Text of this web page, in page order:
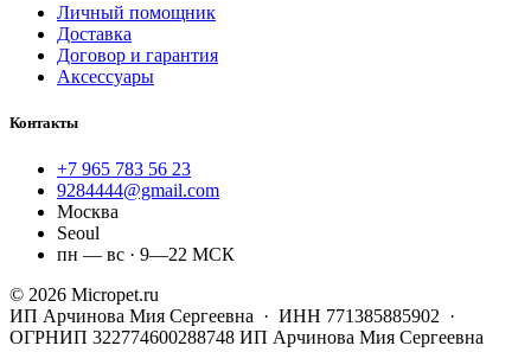
Личный помощник
Доставка
Договор и гарантия
Аксессуары
Контакты
+7 965 783 56 23
9284444@gmail.com
Москва
Seoul
пн — вс · 9—22 МСК
© 2026 Micropet.ru
ИП Арчинова Мия Сергеевна · ИНН 771385885902 ·
ОГРНИП 322774600288748 ИП Арчинова Мия Сергеевна